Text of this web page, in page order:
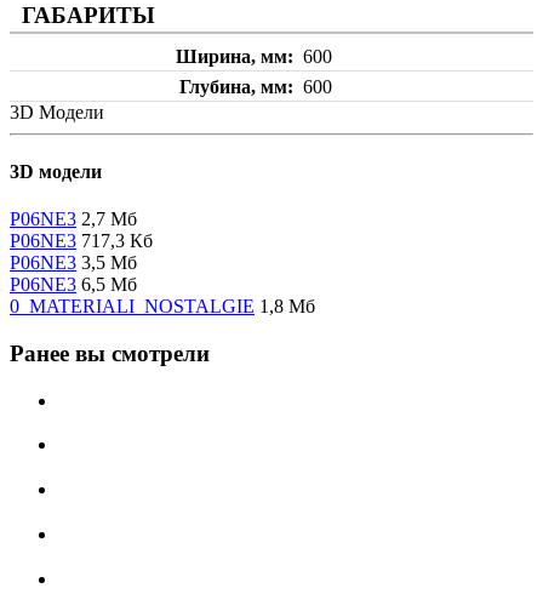
ГАБАРИТЫ
Ширина, мм
600
Глубина, мм
600
3D Модели
3D модели
P06NE3 2,7 Мб
P06NE3 717,3 Кб
P06NE3 3,5 Мб
P06NE3 6,5 Мб
0_MATERIALI_NOSTALGIE 1,8 Мб
Ранее вы смотрели